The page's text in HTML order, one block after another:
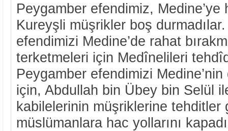
Peygamber efendimiz,
Kureyşli müşrikler boş
efendimizi Medine’de rahat
terketmeleri için Medînelileri
Peygamber efendimizi Medine’nin
için, Abdullah bin Übey bin Selül
kabilelerinin müşriklerine tehditler
müslümanlara hac yollarını